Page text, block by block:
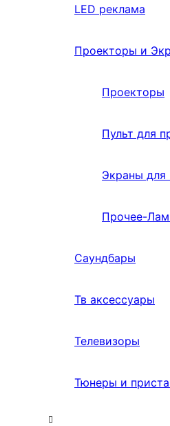
LED реклама
Проекторы и
Проекторы
Пульт для
Экраны для
Прочее-
Саундбары
Тв аксессуары
Телевизоры
Тюнеры и